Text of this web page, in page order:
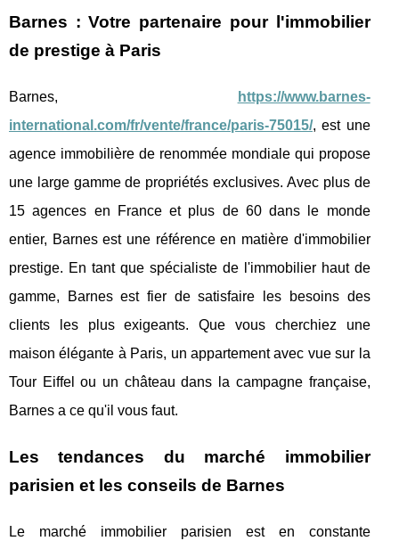
Barnes : Votre partenaire pour l'immobilier
de prestige à Paris
Barnes,
https://www.barnes-
international.com/fr/vente/france/paris-75015/, est une
agence immobilière de renommée mondiale qui propose
une large gamme de propriétés exclusives. Avec plus de
15 agences en France et plus de 60 dans le monde
entier, Barnes est une référence en matière d'immobilier
prestige. En tant que spécialiste de l'immobilier haut de
gamme, Barnes est fier de satisfaire les besoins des
clients les plus exigeants. Que vous cherchiez une
maison élégante à Paris, un appartement avec vue sur la
Tour Eiffel ou un château dans la campagne française,
Barnes a ce qu'il vous faut.
Les tendances du marché immobilier
parisien et les conseils de Barnes
Le marché immobilier parisien est en constante